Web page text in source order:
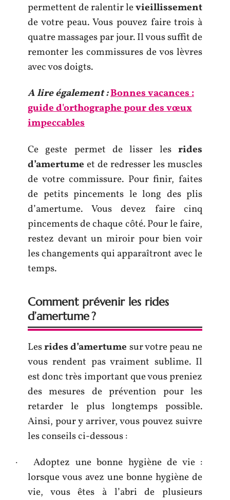
permettent de ralentir levieillissement
de votre peau. Vous pouvez faire trois à
quatre massages par jour. Il vous suffit de
remonter les commissures de vos lèvres
avec vos doigts.
A lire également :Bonnes vacances :
guide d'orthographe pour des vœux
impeccables
Ce geste permet de lisser les rides
d’amertume et de redresser les muscles
de votre commissure. Pour finir, faites
de petits pincements le long des plis
d’amertume. Vous devez faire cinq
pincements de chaque côté. Pour le faire,
restez devant un miroir pour bien voir
les changements qui apparaîtront avec le
temps.
Comment prévenir les rides
d’amertume ?
Lesrides d’amertume sur votre peau ne
vous rendent pas vraiment sublime. Il
est donc très important que vous preniez
des mesures de prévention pour les
retarder le plus longtemps possible.
Ainsi, pour y arriver, vous pouvez suivre
les conseils ci-dessous :
· Adoptez une bonne hygiène de vie :
lorsque vous avez une bonne hygiène de
vie, vous êtes à l’abri de plusieurs